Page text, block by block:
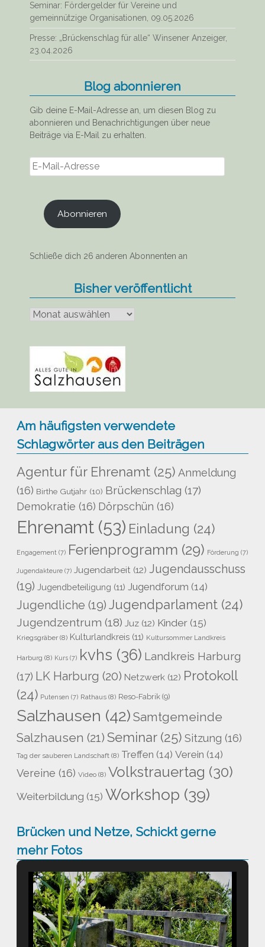
Seminar: Fördergelder für Vereine und
gemeinnützige Organisationen, 09.05.2026
Presse: „Brückenschlag für alle“ Winsener Anzeiger,
23.04.2026
Blog abonnieren
Gib deine E-Mail-Adresse an, um diesen Blog zu
abonnieren und Benachrichtigungen über neue
Beiträge via E-Mail zu erhalten.
E-
Mail-
Abonnieren
Schließe dich 26 anderen Abonnenten an
Bisher veröffentlicht
veröffentlicht
Am häufigsten verwendete
Schlagwörter aus den Beiträgen
Agentur für Ehrenamt (25) Anmeldung
(16) Birthe Gutjahr (10) Brückenschlag (17)
Demokratie (16) Dörpschün (16)
Ehrenamt (53) Einladung (24)
Engagement (7) Ferienprogramm (29) Förderung (7)
Jugendakteure (7) Jugendarbeit (12) Jugendausschuss
(19) Jugendbeteiligung (11) Jugendforum (14)
Jugendliche (19) Jugendparlament (24)
Jugendzentrum (18) Juz (12) Kinder (15)
Kriegsgräber (8) Kulturlandkreis (11) Kultursommer Landkreis
Harburg (8) Kurs (7) kvhs (36) Landkreis Harburg
(17) LK Harburg (20) Netzwerk (12) Protokoll
(24) Putensen (7) Rathaus (8) Reso-Fabrik (9)
Salzhausen (42) Samtgemeinde
Salzhausen (21) Seminar(25) Sitzung (16)
Tag der sauberen Landschaft (8) Treffen (14) Verein (14)
Vereine (16) Video (8) Volkstrauertag (30)
Weiterbildung (15) Workshop (39)
Brücken und Netze, Schickt gerne
mehr Fotos